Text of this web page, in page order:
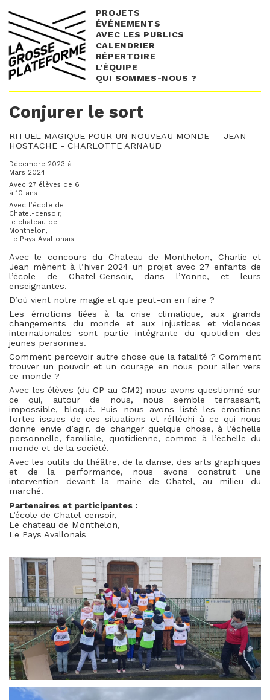
PROJETS
ÉVÉNEMENTS
AVEC LES PUBLICS
CALENDRIER
RÉPERTOIRE
L’ÉQUIPE
QUI SOMMES-NOUS ?
Conjurer le sort
RITUEL MAGIQUE POUR UN NOUVEAU MONDE — JEAN
HOSTACHE - CHARLOTTE ARNAUD
Décembre 2023 à
Mars 2024
Avec 27 élèves de 6
à 10 ans
Avec l’école de
Chatel-censoir,
le chateau de
Monthelon,
Le Pays Avallonais
Avec le concours du Chateau de Monthelon, Charlie et
Jean mènent à l’hiver 2024 un projet avec 27 enfants de
l’école de Chatel-Censoir, dans l’Yonne, et leurs
enseignantes.
D’où vient notre magie et que peut-on en faire ?
Les émotions liées à la crise climatique, aux grands
changements du monde et aux injustices et violences
internationales sont partie intégrante du quotidien des
jeunes personnes.
Comment percevoir autre chose que la fatalité ? Comment
trouver un pouvoir et un courage en nous pour aller vers
ce monde ?
Avec les élèves (du CP au CM2) nous avons questionné sur
ce qui, autour de nous, nous semble terrassant,
impossible, bloqué. Puis nous avons listé les émotions
fortes issues de ces situations et réfléchi à ce qui nous
donne envie d’agir, de changer quelque chose, à l’échelle
personnelle, familiale, quotidienne, comme à l’échelle du
monde et de la société.
Avec les outils du théâtre, de la danse, des arts graphiques
et de la performance, nous avons construit une
intervention devant la mairie de Chatel, au milieu du
marché.
Partenaires et participantes :
L’école de Chatel-censoir,
Le chateau de Monthelon,
Le Pays Avallonais